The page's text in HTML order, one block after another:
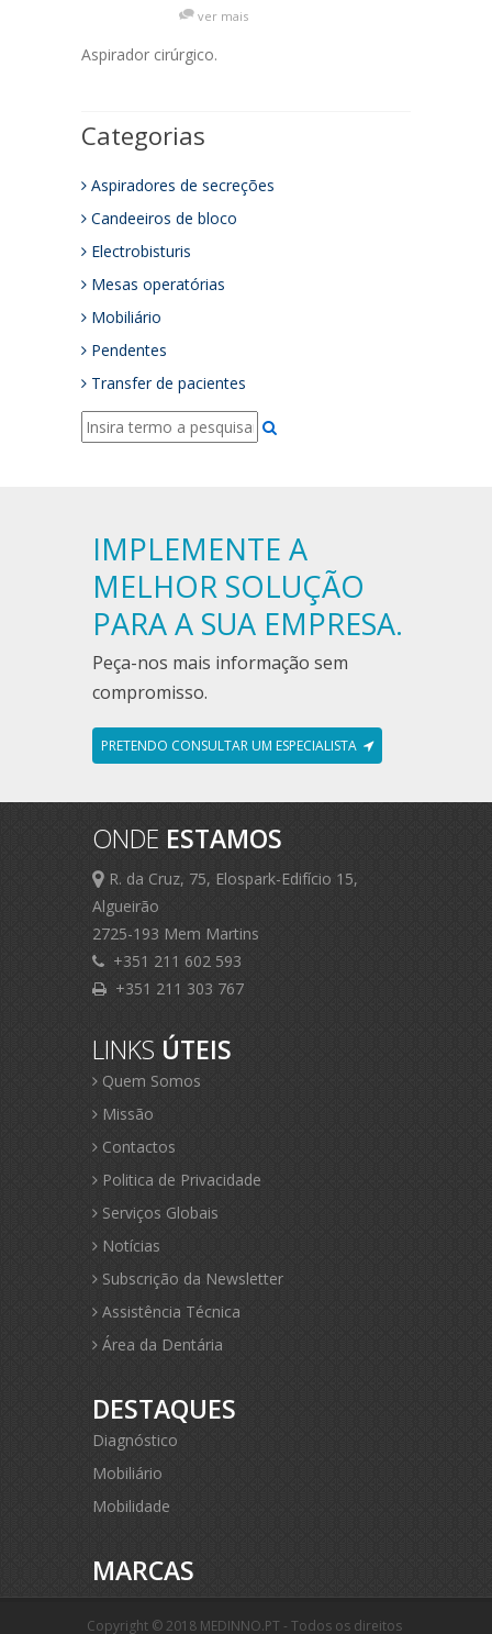
ver mais
Aspirador cirúrgico.
Categorias
Aspiradores de secreções
Candeeiros de bloco
Electrobisturis
Mesas operatórias
Mobiliário
Pendentes
Transfer de pacientes
IMPLEMENTE A
MELHOR SOLUÇÃO
PARA A SUA EMPRESA.
Peça-nos mais informação sem
compromisso.
PRETENDO CONSULTAR UM ESPECIALISTA
ONDE ESTAMOS
R. da Cruz, 75, Elospark-Edifício 15,
Algueirão
2725-193 Mem Martins
+351 211 602 593
+351 211 303 767
LINKS ÚTEIS
Quem Somos
Missão
Contactos
Politica de Privacidade
Serviços Globais
Notícias
Subscrição da Newsletter
Assistência Técnica
Área da Dentária
DESTAQUES
Diagnóstico
Mobiliário
Mobilidade
MARCAS
Copyright © 2018 MEDINNO.PT - Todos os direitos